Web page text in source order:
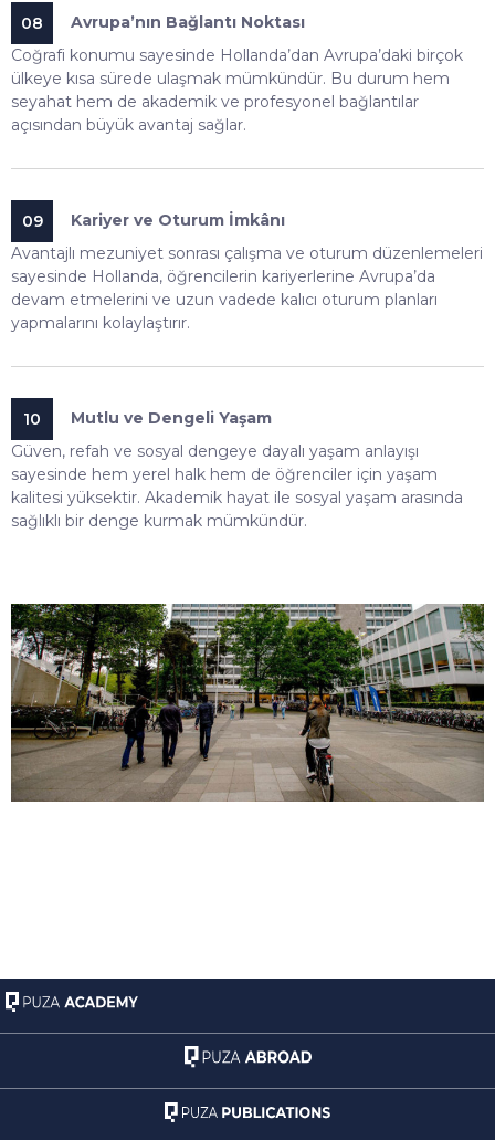
08
Avrupa’nın Bağlantı Noktası
Coğrafi konumu sayesinde Hollanda’dan Avrupa’daki birçok
ülkeye kısa sürede ulaşmak mümkündür. Bu durum hem
seyahat hem de akademik ve profesyonel bağlantılar
açısından büyük avantaj sağlar.
09
Kariyer ve Oturum İmkânı
Avantajlı mezuniyet sonrası çalışma ve oturum düzenlemeleri
sayesinde Hollanda, öğrencilerin kariyerlerine Avrupa’da
devam etmelerini ve uzun vadede kalıcı oturum planları
yapmalarını kolaylaştırır.
10
Mutlu ve Dengeli Yaşam
Güven, refah ve sosyal dengeye dayalı yaşam anlayışı
sayesinde hem yerel halk hem de öğrenciler için yaşam
kalitesi yüksektir. Akademik hayat ile sosyal yaşam arasında
sağlıklı bir denge kurmak mümkündür.